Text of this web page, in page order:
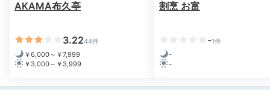
AKAMA布久亭
3.2244件
￥6,000～￥7,999
￥3,000～￥3,999
割烹 お富
-1件
-
-